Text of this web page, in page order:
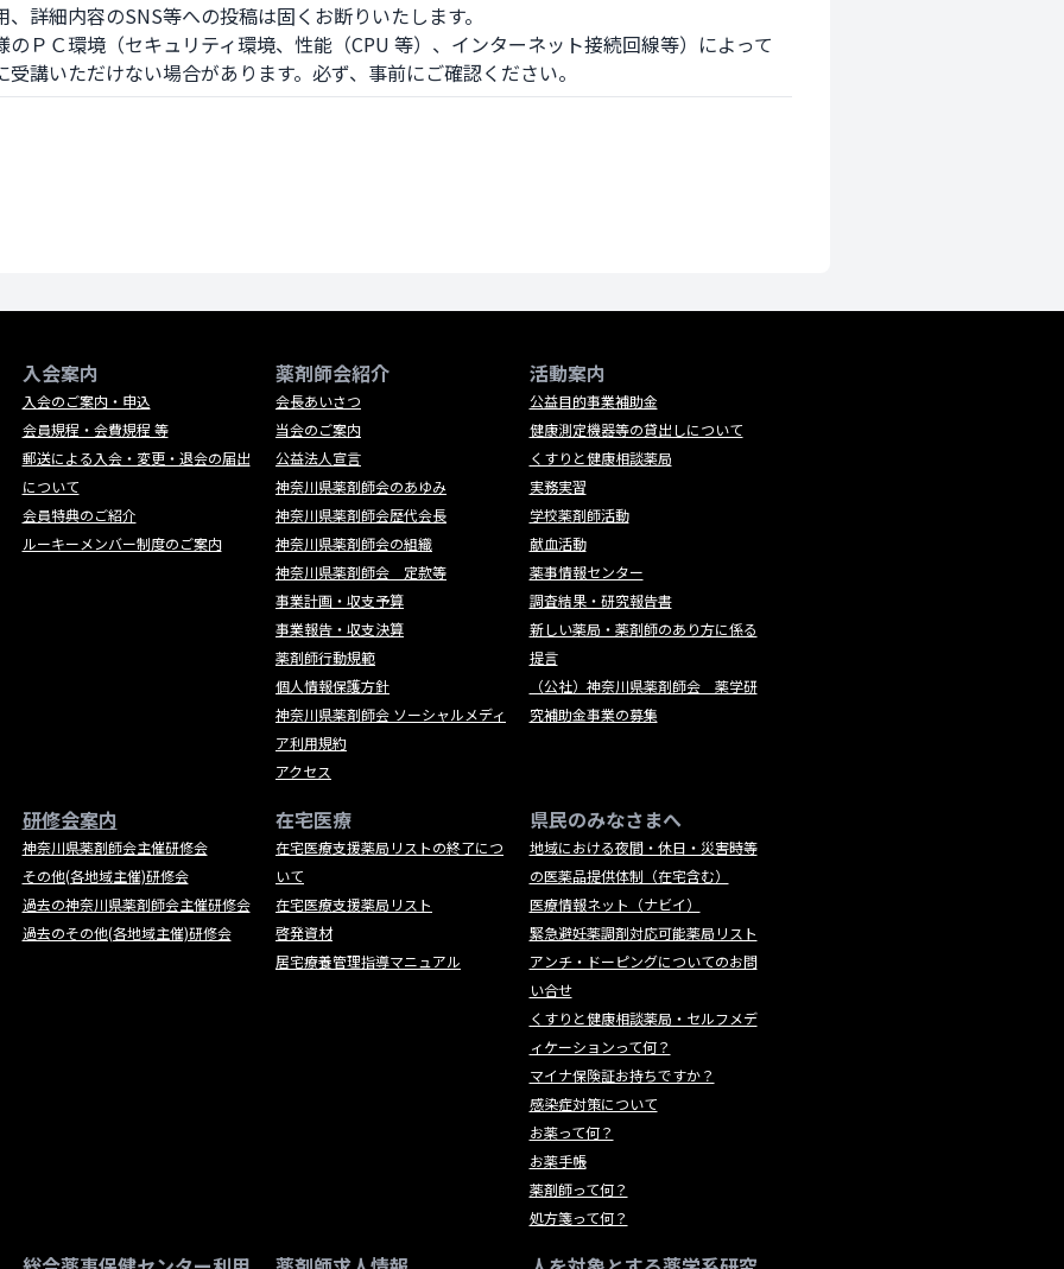
、詳細内容のSNS等への投稿は固くお断りいたします。
のＰＣ環境（セキュリティ環境、性能（CPU 等）、インターネット接続回線等）によって
受講いただけない場合があります。必ず、事前にご確認ください。
入会案内
入会のご案内・申込
会員規程・会費規程 等
郵送による入会・変更・退会の届出
について
会員特典のご紹介
ルーキーメンバー制度のご案内
薬剤師会紹介
会長あいさつ
当会のご案内
公益法人宣言
神奈川県薬剤師会のあゆみ
神奈川県薬剤師会歴代会長
神奈川県薬剤師会の組織
神奈川県薬剤師会 定款等
事業計画・収支予算
事業報告・収支決算
薬剤師行動規範
個人情報保護方針
神奈川県薬剤師会 ソーシャルメディ
ア利用規約
アクセス
活動案内
公益目的事業補助金
健康測定機器等の貸出しについて
くすりと健康相談薬局
実務実習
学校薬剤師活動
献血活動
薬事情報センター
調査結果・研究報告書
新しい薬局・薬剤師のあり方に係る
提言
（公社）神奈川県薬剤師会 薬学研
究補助金事業の募集
研修会案内
神奈川県薬剤師会主催研修会
その他(各地域主催)研修会
過去の神奈川県薬剤師会主催研修会
過去のその他(各地域主催)研修会
在宅医療
在宅医療支援薬局リストの終了につ
いて
在宅医療支援薬局リスト
啓発資材
居宅療養管理指導マニュアル
県民のみなさまへ
地域における夜間・休日・災害時等
の医薬品提供体制（在宅含む）
医療情報ネット（ナビイ）
緊急避妊薬調剤対応可能薬局リスト
アンチ・ドーピングについてのお問
い合せ
くすりと健康相談薬局・セルフメデ
ィケーションって何？
マイナ保険証お持ちですか？
感染症対策について
お薬って何？
お薬手帳
薬剤師って何？
処方箋って何？